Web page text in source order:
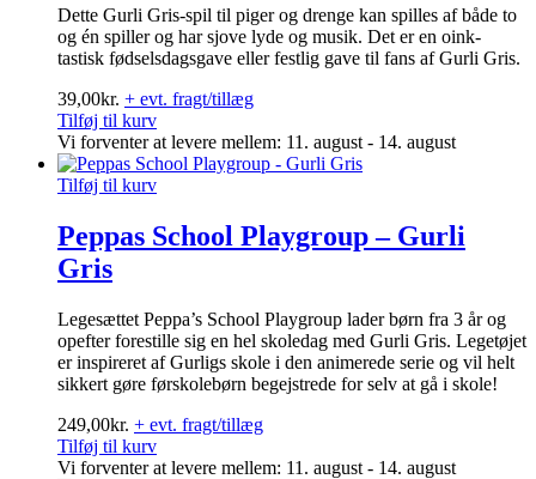
Dette Gurli Gris-spil til piger og drenge kan spilles af både to
og én spiller og har sjove lyde og musik. Det er en oink-
tastisk fødselsdagsgave eller festlig gave til fans af Gurli Gris.
39,00kr. + evt. fragt/tillæg
Tilføj til kurv
Vi forventer at levere mellem: 11. august - 14. august
Tilføj til kurv
Peppas School Playgroup – Gurli
Gris
Legesættet Peppa’s School Playgroup lader børn fra 3 år og
opefter forestille sig en hel skoledag med Gurli Gris. Legetøjet
er inspireret af Gurligs skole i den animerede serie og vil helt
sikkert gøre førskolebørn begejstrede for selv at gå i skole!
249,00kr. + evt. fragt/tillæg
Tilføj til kurv
Vi forventer at levere mellem: 11. august - 14. august